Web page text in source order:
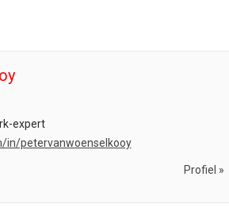
expert
in/petervanwoenselkooy
Profiel »